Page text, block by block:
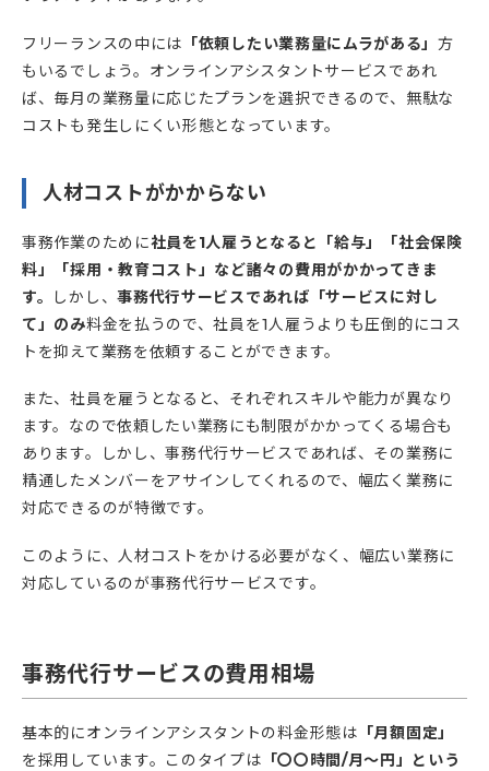
フリーランスの中には 「依頼したい業務量にムラがある」方
もいるでしょう。オンラインアシスタントサービスであれ
ば、毎月の業務量に応じたプランを選択できるので、無駄な
コストも発生しにくい形態となっています。
人材コストがかからない
事務作業のために社員を1人雇うとなると「給与」「社会保険
料」「採用・教育コスト」など諸々の費用がかかってきま
す。
しかし、事務代行サービスであれば「サービスに対し
て」のみ料金を払うので、社員を1人雇うよりも圧倒的にコス
トを抑えて業務を依頼することができます。
また、社員を雇うとなると、それぞれスキルや能力が異なり
ます。なので依頼したい業務にも制限がかかってくる場合も
あります。しかし、事務代行サービスであれば、その業務に
精通したメンバーをアサインしてくれるので、幅広く業務に
対応できるのが特徴です。
このように、人材コストをかける必要がなく、幅広い業務に
対応しているのが事務代行サービスです。
事務代行サービスの費用相場
基本的にオンラインアシスタントの料金形態は 「月額固定」
を採用しています。このタイプは 「〇〇時間/月〜円」という